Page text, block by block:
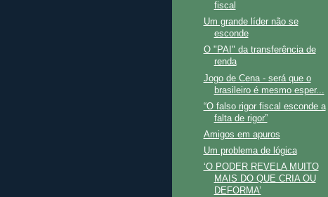
fiscal
Um grande líder não se
esconde
O "PAI" da transferência de
renda
Jogo de Cena - será que o
brasileiro é mesmo esper...
“O falso rigor fiscal esconde a
falta de rigor”
Amigos em apuros
Um problema de lógica
‘O PODER REVELA MUITO
MAIS DO QUE CRIA OU
DEFORMA’